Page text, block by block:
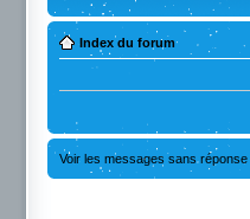
Index du forum
Voir les messages sans réponse